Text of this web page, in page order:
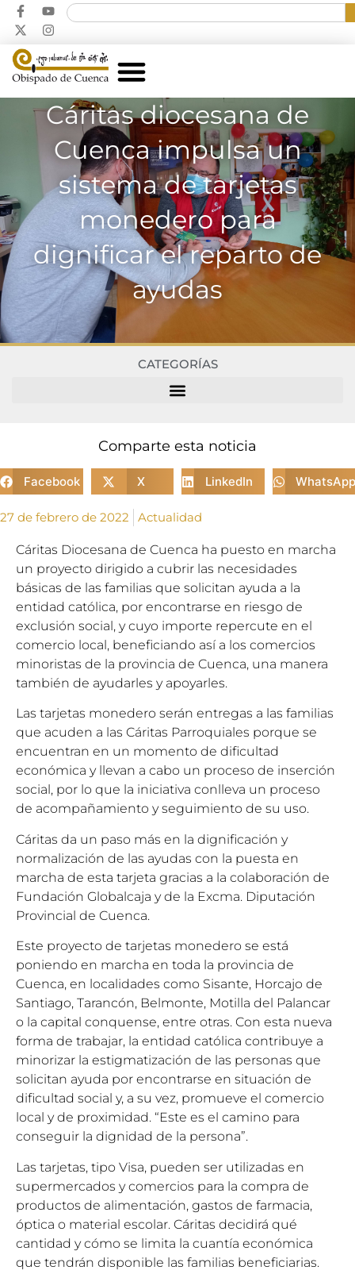
Cáritas diocesana de
Cuenca impulsa un
sistema de tarjetas
monedero para
dignificar el reparto de
ayudas
CATEGORÍAS
Comparte esta noticia
Facebook X LinkedIn WhatsApp
27 de febrero de 2022 Actualidad
Cáritas Diocesana de Cuenca ha puesto en marcha
un proyecto dirigido a cubrir las necesidades
básicas de las familias que solicitan ayuda a la
entidad católica, por encontrarse en riesgo de
exclusión social, y cuyo importe repercute en el
comercio local, beneficiando así a los comercios
minoristas de la provincia de Cuenca, una manera
también de ayudarles y apoyarles.
Las tarjetas monedero serán entregas a las familias
que acuden a las Cáritas Parroquiales porque se
encuentran en un momento de dificultad
económica y llevan a cabo un proceso de inserción
social, por lo que la iniciativa conlleva un proceso
de acompañamiento y seguimiento de su uso.
Cáritas da un paso más en la dignificación y
normalización de las ayudas con la puesta en
marcha de esta tarjeta gracias a la colaboración de
Fundación Globalcaja y de la Excma. Diputación
Provincial de Cuenca.
Este proyecto de tarjetas monedero se está
poniendo en marcha en toda la provincia de
Cuenca, en localidades como Sisante, Horcajo de
Santiago, Tarancón, Belmonte, Motilla del Palancar
o la capital conquense, entre otras. Con esta nueva
forma de trabajar, la entidad católica contribuye a
minorizar la estigmatización de las personas que
solicitan ayuda por encontrarse en situación de
dificultad social y, a su vez, promueve el comercio
local y de proximidad. “Este es el camino para
conseguir la dignidad de la persona”.
Las tarjetas, tipo Visa, pueden ser utilizadas en
supermercados y comercios para la compra de
productos de alimentación, gastos de farmacia,
óptica o material escolar. Cáritas decidirá qué
cantidad y cómo se limita la cuantía económica
que tendrán disponible las familias beneficiarias.